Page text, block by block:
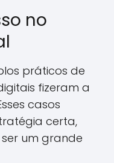
no
práticos de
fizeram a
casos
certa,
um grande